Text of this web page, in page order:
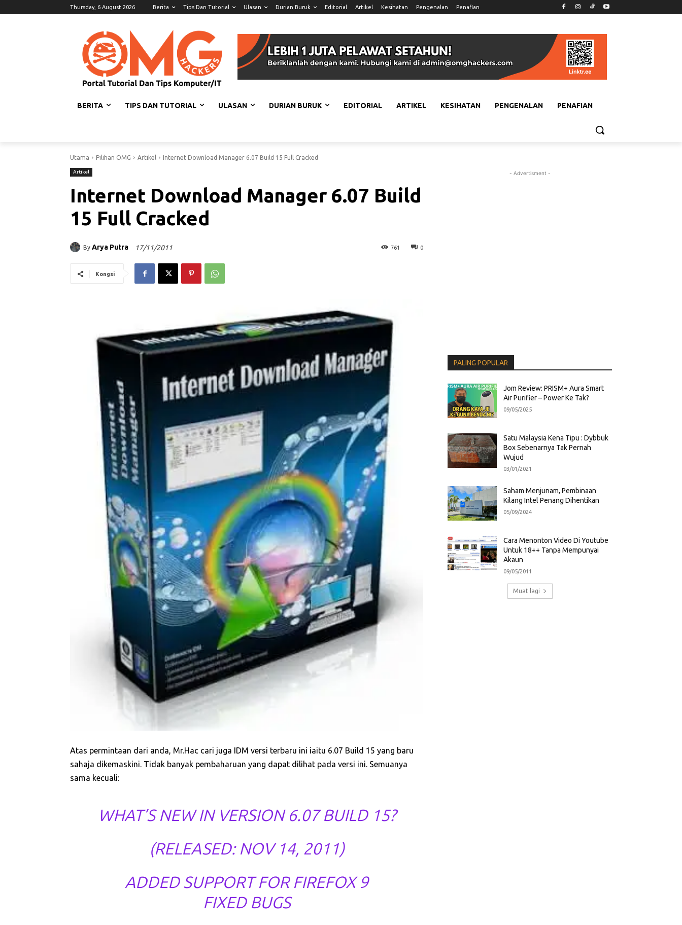
Thursday, 6 August 2026 Berita Tips Dan Tutorial Ulasan Durian Buruk Editorial Artikel Kesihatan Pengenalan Penafian
BERITA TIPS DAN TUTORIAL ULASAN DURIAN BURUK EDITORIAL ARTIKEL KESIHATAN PENGENALAN PENAFIAN
Utama Pilihan OMG Artikel Internet Download Manager 6.07 Build 15 Full Cracked
Artikel
Internet Download Manager 6.07 Build
15 Full Cracked
By Arya Putra 17/11/2011 0
761
Kongsi
Atas permintaan dari anda, Mr.Hac cari juga IDM versi terbaru ini iaitu 6.07 Build 15 yang baru
sahaja dikemaskini. Tidak banyak pembaharuan yang dapat dilihat pada versi ini. Semuanya
sama kecuali:
WHAT’S NEW IN VERSION 6.07 BUILD 15?
(RELEASED: NOV 14, 2011)
ADDED SUPPORT FOR FIREFOX 9
FIXED BUGS
- Advertisment -
PALING POPULAR
Jom Review: PRISM+ Aura Smart
Air Purifier – Power Ke Tak?
09/05/2025
Satu Malaysia Kena Tipu : Dybbuk
Box Sebenarnya Tak Pernah
Wujud
03/01/2021
Saham Menjunam, Pembinaan
Kilang Intel Penang Dihentikan
05/09/2024
Cara Menonton Video Di Youtube
Untuk 18++ Tanpa Mempunyai
Akaun
09/05/2011
Muat lagi